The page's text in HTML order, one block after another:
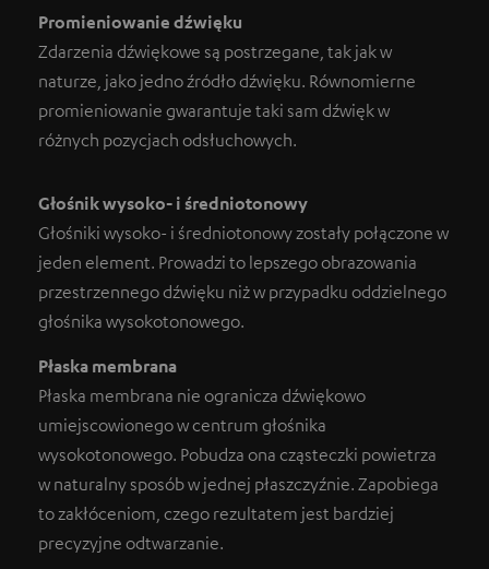
Promieniowanie dźwięku
Zdarzenia dźwiękowe są postrzegane, tak jak w
naturze, jako jedno źródło dźwięku. Równomierne
promieniowanie gwarantuje taki sam dźwięk w
różnych pozycjach odsłuchowych.
Głośnik wysoko- i średniotonowy
Głośniki wysoko- i średniotonowy zostały połączone w
jeden element. Prowadzi to lepszego obrazowania
przestrzennego dźwięku niż w przypadku oddzielnego
głośnika wysokotonowego.
Płaska membrana
Płaska membrana nie ogranicza dźwiękowo
umiejscowionego w centrum głośnika
wysokotonowego. Pobudza ona cząsteczki powietrza
w naturalny sposób w jednej płaszczyźnie. Zapobiega
to zakłóceniom, czego rezultatem jest bardziej
precyzyjne odtwarzanie.